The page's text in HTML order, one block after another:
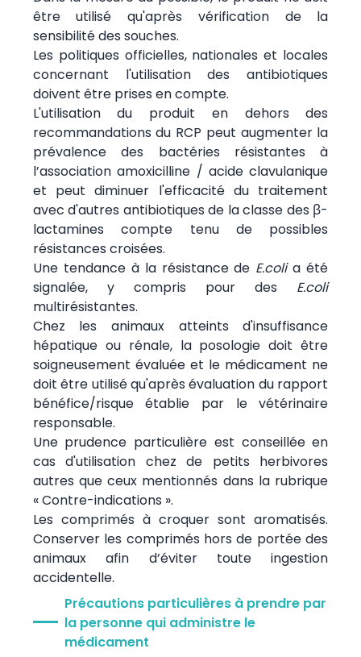
être utilisé qu'après vérification de la
sensibilité des souches.
Les politiques officielles, nationales et locales
concernant l'utilisation des antibiotiques
doivent être prises en compte.
L'utilisation du produit en dehors des
recommandations du RCP peut augmenter la
prévalence des bactéries résistantes à
l’association amoxicilline / acide clavulanique
et peut diminuer l'efficacité du traitement
avec d'autres antibiotiques de la classe des β-
lactamines compte tenu de possibles
résistances croisées.
Une tendance à la résistance de E.colia été
signalée, y compris pour des E.coli
multirésistantes.
Chez les animaux atteints d'insuffisance
hépatique ou rénale, la posologie doit être
soigneusement évaluée et le médicament ne
doit être utilisé qu'après évaluation du rapport
bénéfice/risque établie par le vétérinaire
responsable.
Une prudence particulière est conseillée en
cas d'utilisation chez de petits herbivores
autres que ceux mentionnés dans la rubrique
« Contre-indications ».
Les comprimés à croquer sont aromatisés.
Conserver les comprimés hors de portée des
animaux afin d’éviter toute ingestion
accidentelle.
Précautions particulières à prendre par
la personne qui administre le
médicament